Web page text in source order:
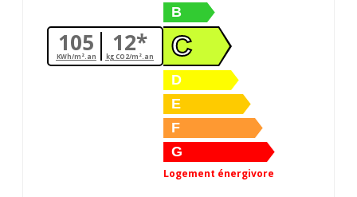
105
KWh/m².an 12*
kg CO2/m².an
B
C
D
E
F
G
Logement énergivore